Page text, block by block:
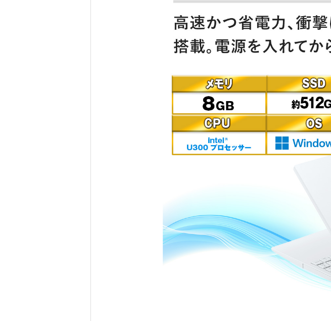
ンターネットへの接続とMicrosoft アカウントが必要です。再インストールする場合は、専用サ